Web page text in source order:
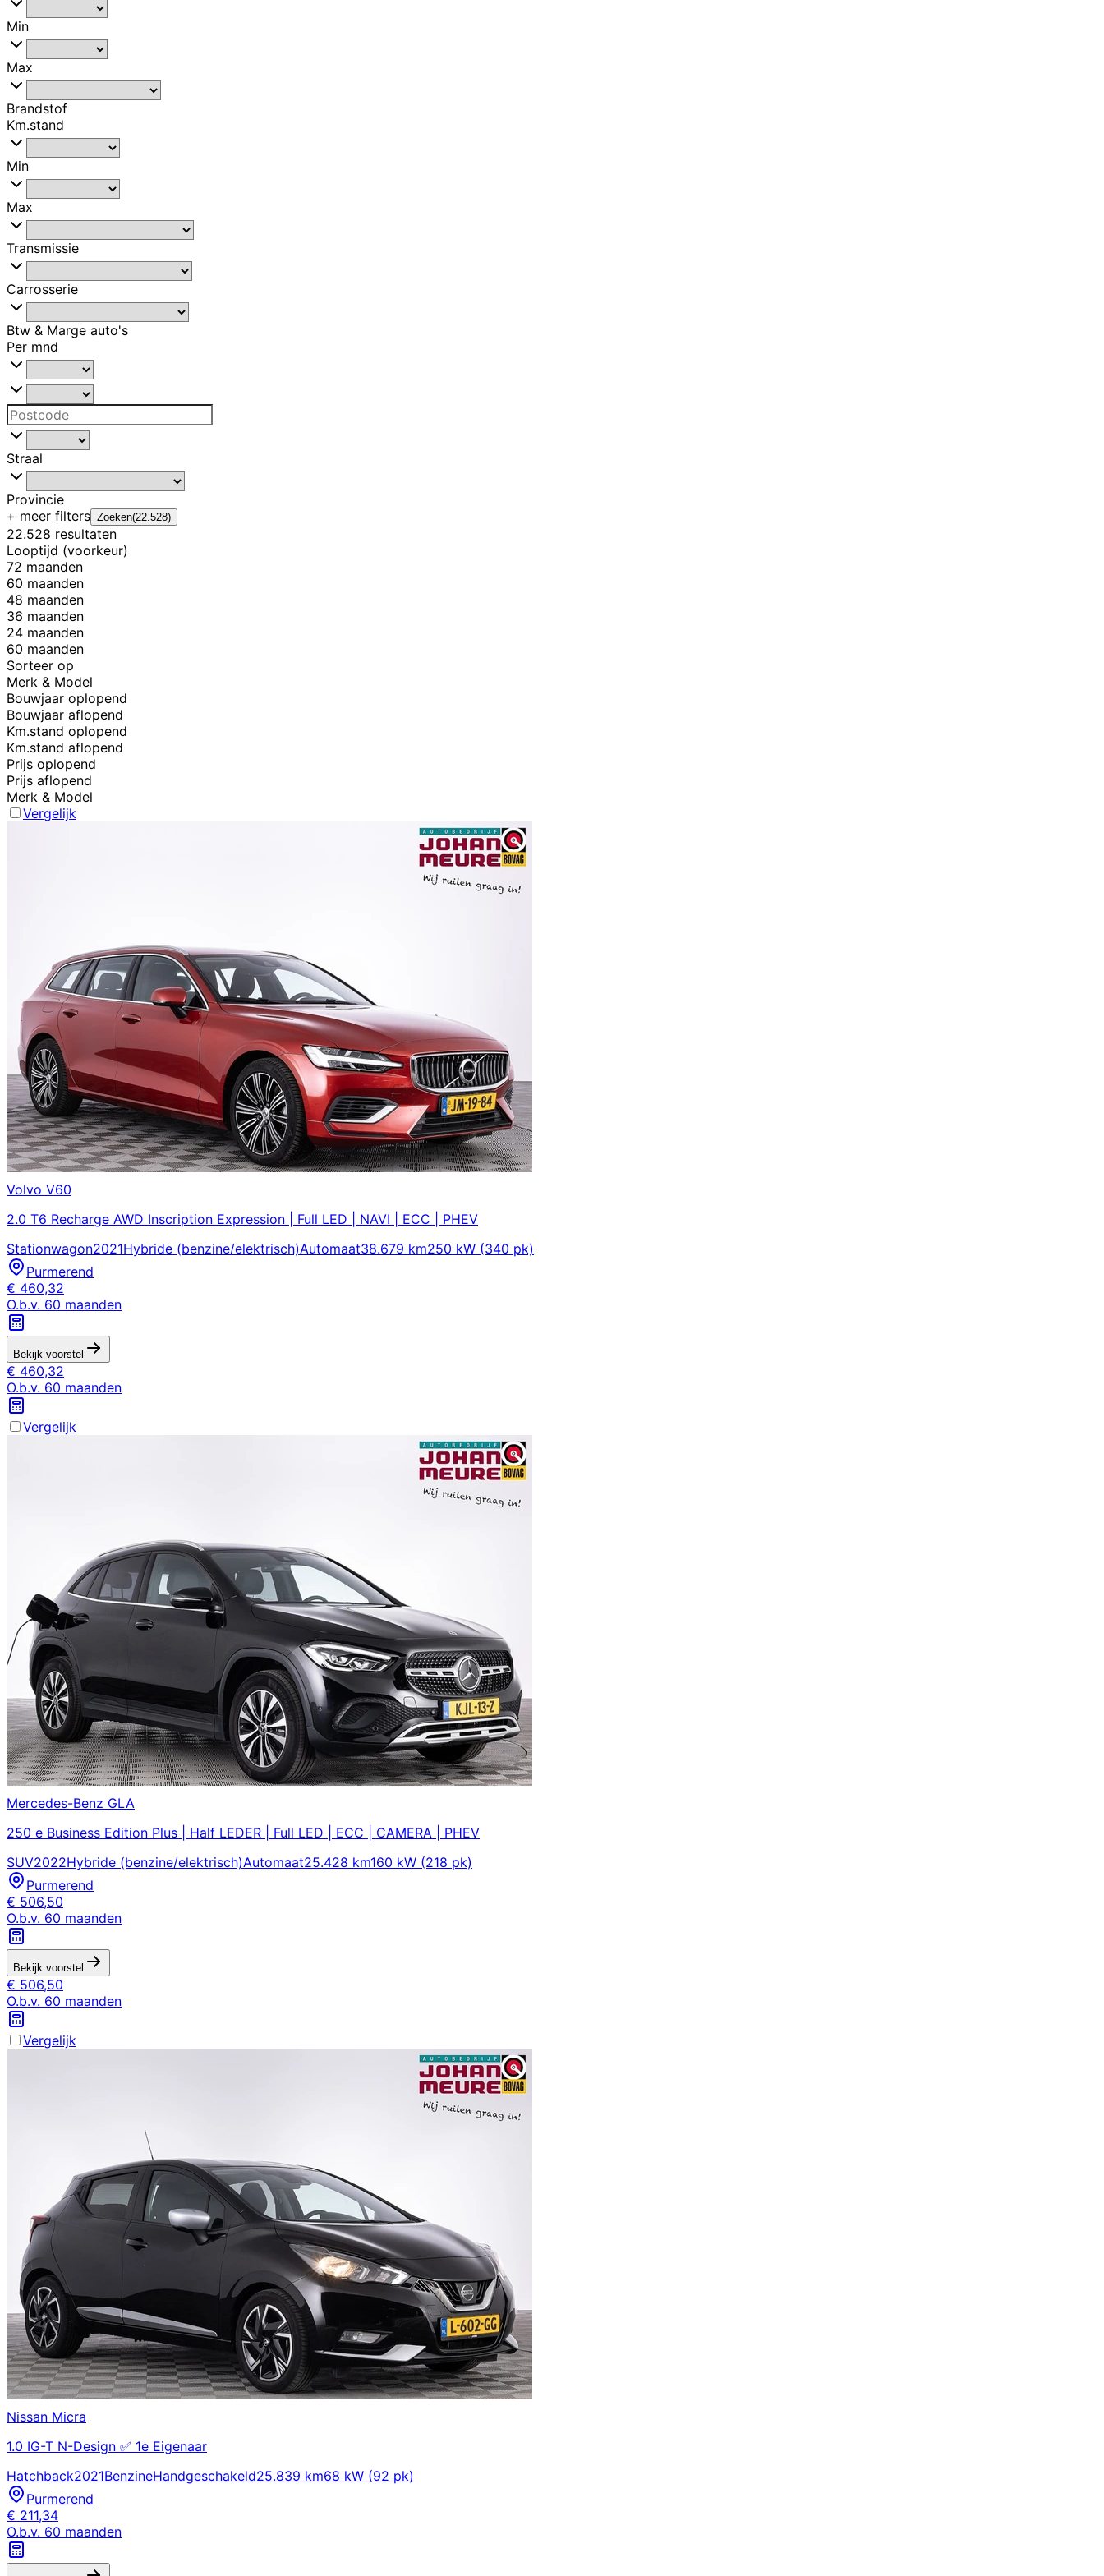
Min
Max
Brandstof
Km.stand
Min
Max
Transmissie
Carrosserie
Btw & Marge auto's
Per mnd
Straal
Provincie
+ meer filters Zoeken(22.528)
22.528 resultaten
Looptijd (voorkeur)
72 maanden
60 maanden
48 maanden
36 maanden
24 maanden
60 maanden
Sorteer op
Merk & Model
Bouwjaar oplopend
Bouwjaar aflopend
Km.stand oplopend
Km.stand aflopend
Prijs oplopend
Prijs aflopend
Merk & Model
Vergelijk
Volvo V60
2.0 T6 Recharge AWD Inscription Expression | Full LED | NAVI | ECC | PHEV
Stationwagon2021Hybride (benzine/elektrisch)Automaat38.679 km250 kW (340 pk)
Purmerend
€ 460,32
O.b.v. 60 maanden
Bekijk voorstel
€ 460,32
O.b.v. 60 maanden
Vergelijk
Mercedes-Benz GLA
250 e Business Edition Plus | Half LEDER | Full LED | ECC | CAMERA | PHEV
SUV2022Hybride (benzine/elektrisch)Automaat25.428 km160 kW (218 pk)
Purmerend
€ 506,50
O.b.v. 60 maanden
Bekijk voorstel
€ 506,50
O.b.v. 60 maanden
Vergelijk
Nissan Micra
1.0 IG-T N-Design ✅ 1e Eigenaar
Hatchback2021BenzineHandgeschakeld25.839 km68 kW (92 pk)
Purmerend
€ 211,34
O.b.v. 60 maanden